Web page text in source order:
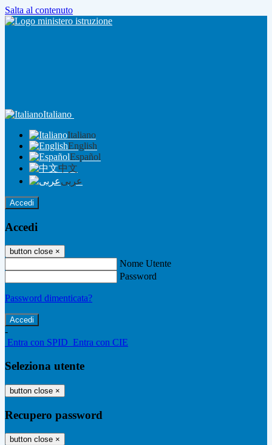
Salta al contenuto
Italiano
Italiano
English
Español
中文
عربى
Accedi
Accedi
button close ×
Nome Utente
Password
Password dimenticata?
-
Entra con SPID Entra con CIE
Seleziona utente
button close ×
Recupero password
button close ×